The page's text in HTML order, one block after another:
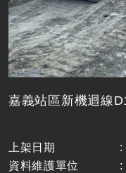
嘉義站區新機迴線
上架日期 :
資料維護單位
: